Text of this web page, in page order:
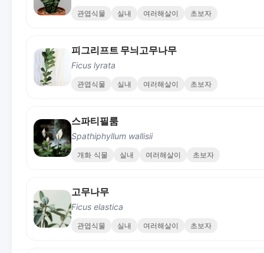
관엽식물 실내 여러해살이 초보자
피그리프트 무늬고무나무
Ficus lyrata
관엽식물 실내 여러해살이 초보자
스파티필룸
Spathiphyllum wallisii
개화 식물 실내 여러해살이 초보자
고무나무
Ficus elastica
관엽식물 실내 여러해살이 초보자